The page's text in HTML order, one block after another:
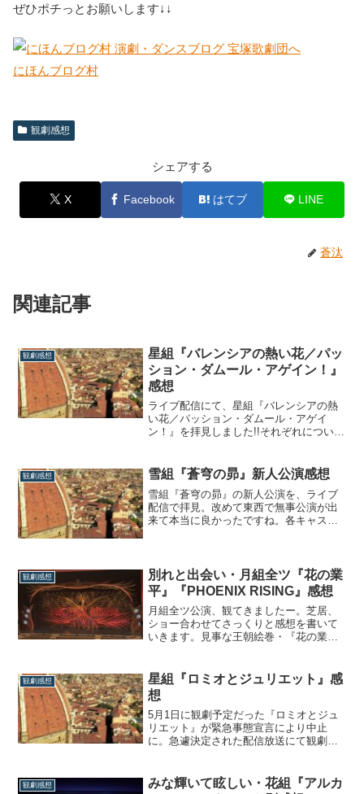
ぜひポチっとお願いします↓↓
にほんブログ村
観劇感想
シェアする
X Facebook はてブ LINE
蒼汰
関連記事
観劇感想
星組『バレンシアの熱い花／パッ
ション・ダムール・アゲイン！』
感想
ライブ配信にて、星組『バレンシアの熱
い花／パッション・ダムール・アゲイ
ン！』を拝見しました!!それぞれについ
和ももう5年だというのに、ビックリする
ほどレトロで昭和な味付けでしたね（褒
めてます）。柴田作品って再演される度
にどんどん現...
観劇感想 雪組『蒼穹の昴』新人公演感想
雪組『蒼穹の昴』の新人公演を、ライブ
配信で拝見。改めて東西で無事公演が出
来て本当に良かったですね。各キャス
を務めたのは、これが初主演となった華
世京。…え、嘘やん？主演2回目の研6生
みたいな貫禄...
観劇感想
別れと出会い・月組全ツ『花の業
平』『PHOENIX RISING』感想
月組全ツ公演、観てきましたー。芝居、
ショー合わせてさっくりと感想を書いて
いきます。見事な王朝絵巻・『花の業
観ているのですが、そこまで内容を覚え
ておらず…。唯一覚えているのは、ニコ
動で見た千琴ひめかことはいだしょうこ
のソロ歌唱くらい...
観劇感想
星組『ロミオとジュリエット』感
想
5月1日に観劇予定だった『ロミオとジュ
リエット』が緊急事態宣言により中止
に。急遽決定された配信放送にて観劇致
思います。『ロミオとジュリエット』は
観劇感想
みな輝いて眩しい・花組『アルカ